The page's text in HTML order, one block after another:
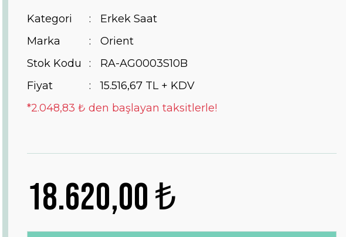
Kategori
Erkek Saat
Marka
Orient
Stok Kodu
RA-AG0003S10B
Fiyat
15.516,67 TL + KDV
*2.048,83 ₺ den başlayan taksitlerle!
18.620,00 ₺